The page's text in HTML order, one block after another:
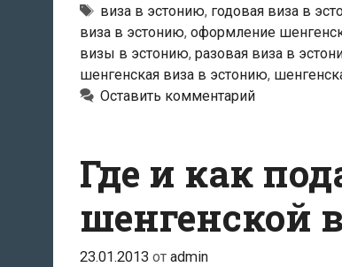
шенгенской
визы?
Метки
виза в эстонию, годовая виза в
виза в эстонию, оформление
визы в эстонию, разовая виза в
шенгенская виза в эстонию,
Оставить комментарий
Где и как
шенгенской
23.01.2013 от admin